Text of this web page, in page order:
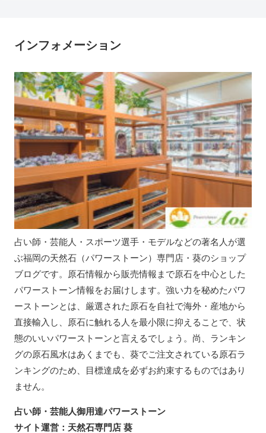
インフォメーション
占い師・芸能人・スポーツ選手・モデルなどの著名人が選
ぶ福岡の天然石（パワーストーン）専門店・葵のショップ
ブログです。原石情報から販売情報まで原石を中心とした
パワーストーン情報をお届けします。強い力を秘めたパワ
ーストーンとは、厳選された原石を自社で海外・産地から
直接輸入し、原石に触れる人を最小限に抑えることで、状
態のいいパワーストーンと言えるでしょう。尚、ランキン
グの原石風水はあくまでも、葵でご注文されている原石ラ
ンキングのため、目標達成を必ずお約束するものではあり
ません。
占い師・芸能人御用達パワーストーン
サイト運営：天然石専門店 葵